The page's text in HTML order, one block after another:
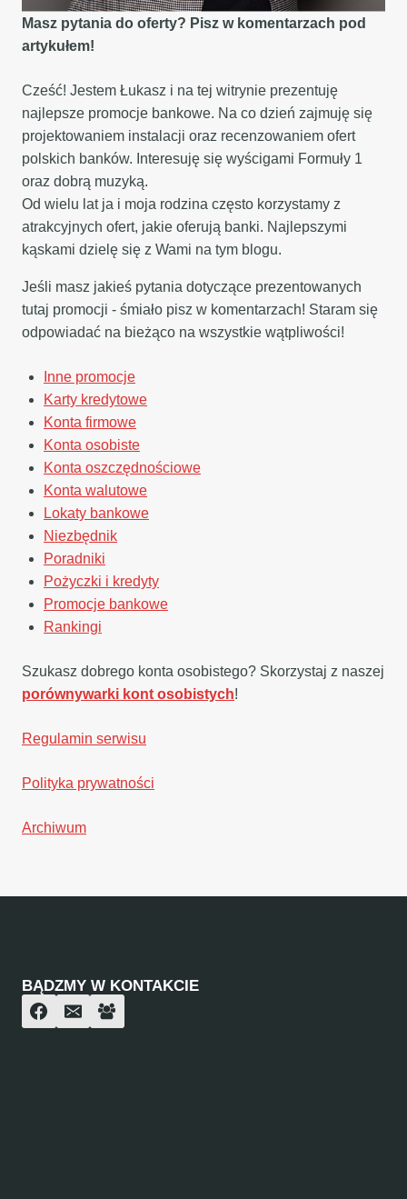
Masz pytania do oferty? Pisz w komentarzach pod
artykułem!
Cześć! Jestem Łukasz i na tej witrynie prezentuję
najlepsze promocje bankowe. Na co dzień zajmuję się
projektowaniem instalacji oraz recenzowaniem ofert
polskich banków. Interesuję się wyścigami Formuły 1
oraz dobrą muzyką.
Od wielu lat ja i moja rodzina często korzystamy z
atrakcyjnych ofert, jakie oferują banki. Najlepszymi
kąskami dzielę się z Wami na tym blogu.
Jeśli masz jakieś pytania dotyczące prezentowanych
tutaj promocji - śmiało pisz w komentarzach! Staram się
odpowiadać na bieżąco na wszystkie wątpliwości!
Inne promocje
Karty kredytowe
Konta firmowe
Konta osobiste
Konta oszczędnościowe
Konta walutowe
Lokaty bankowe
Niezbędnik
Poradniki
Pożyczki i kredyty
Promocje bankowe
Rankingi
Szukasz dobrego konta osobistego? Skorzystaj z naszej
porównywarki kont osobistych!
Regulamin serwisu
Polityka prywatności
Archiwum
BĄDZMY W KONTAKCIE